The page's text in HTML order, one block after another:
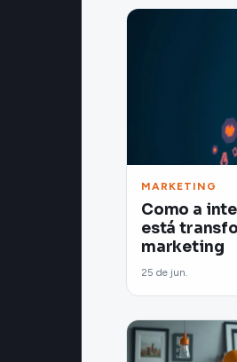
MARKETING
Como a
está
marketing
25 de jun.